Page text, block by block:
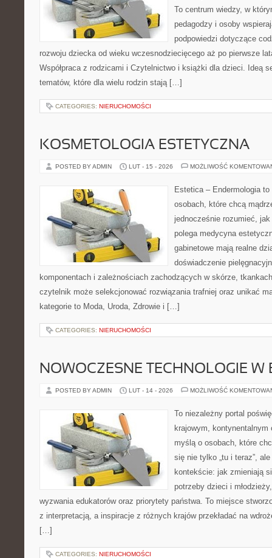
To centrum wiedzy, w
pedagodzy i osoby
podpowiedzi dotyczące
rozwoju dziecka od wieku wczesnodziecięcego aż po pierwsze
Współpraca z rodzicami i Czytelnictwo i książki dla dzieci. Ideą
tematów, które dla wielu rodzin stają […]
CATEGORIES: NIERUCHOMOŚCI
KOSMETOLOGIA ESTETYCZNA
POSTED BY ADMIN LUT - 15 - 2026 MOŻLIWOŚĆ
Estetica – Endermologia
osobach, które chcą
jednocześnie rozumieć,
polega medycyna
gabinetowe mają realne
doświadczenie
komponentach i zależnościach zachodzących w skórze,
czytelnik może selekcjonować rozwiązania trafniej oraz unikać
kategorie to Moda, Uroda, Zdrowie i […]
CATEGORIES: NIERUCHOMOŚCI
NOWOCZESNE TECHNOLOGIE W
POSTED BY ADMIN LUT - 14 - 2026 MOŻLIWOŚĆ
To niezależny portal
krajowym, kontynentalnym
myślą o osobach, które
się nie tylko „tu i teraz”,
kontekście: jak zmieniają
potrzeby dzieci i
wyzwania edukatorów oraz priorytety państwa. To miejsce
z interpretacją, a inspiracje z różnych krajów przekładać na
[…]
CATEGORIES: NIERUCHOMOŚCI